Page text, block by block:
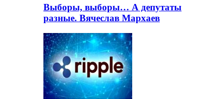
Выборы, выборы… А депутаты
разные. Вячеслав Мархаев